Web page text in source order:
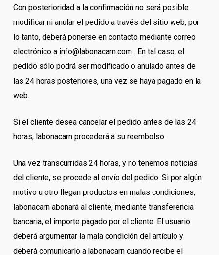
Con posterioridad a la confirmación no será posible
modificar ni anular el pedido a través del sitio web, por
lo tanto, deberá ponerse en contacto mediante correo
electrónico a info@labonacarn.com . En tal caso, el
pedido sólo podrá ser modificado o anulado antes de
las 24 horas posteriores, una vez se haya pagado en la
web.
Si el cliente desea cancelar el pedido antes de las 24
horas, labonacarn procederá a su reembolso.
Una vez transcurridas 24 horas, y no tenemos noticias
del cliente, se procede al envío del pedido. Si por algún
motivo u otro llegan productos en malas condiciones,
labonacarn abonará al cliente, mediante transferencia
bancaria, el importe pagado por el cliente. El usuario
deberá argumentar la mala condición del artículo y
deberá comunicarlo a labonacarn cuando recibe el